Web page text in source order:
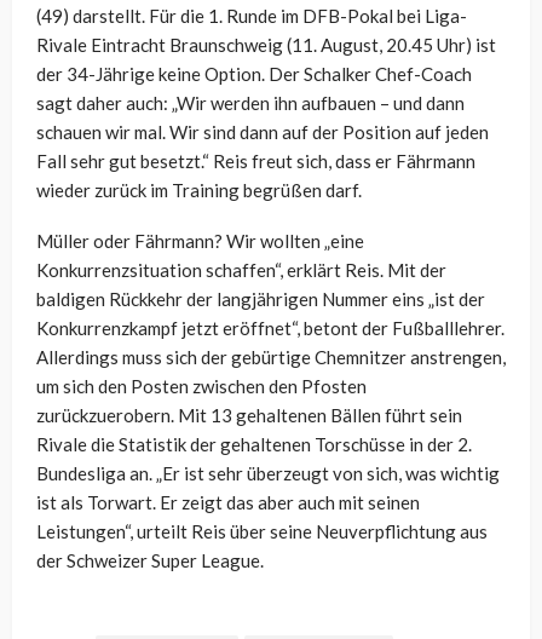
(49) darstellt. Für die 1. Runde im DFB-Pokal bei Liga-
Rivale Eintracht Braunschweig (11. August, 20.45 Uhr) ist
der 34-Jährige keine Option. Der Schalker Chef-Coach
sagt daher auch: „Wir werden ihn aufbauen – und dann
schauen wir mal. Wir sind dann auf der Position auf jeden
Fall sehr gut besetzt.“ Reis freut sich, dass er Fährmann
wieder zurück im Training begrüßen darf.
Müller oder Fährmann? Wir wollten „eine
Konkurrenzsituation schaffen“, erklärt Reis. Mit der
baldigen Rückkehr der langjährigen Nummer eins „ist der
Konkurrenzkampf jetzt eröffnet“, betont der Fußballlehrer.
Allerdings muss sich der gebürtige Chemnitzer anstrengen,
um sich den Posten zwischen den Pfosten
zurückzuerobern. Mit 13 gehaltenen Bällen führt sein
Rivale die Statistik der gehaltenen Torschüsse in der 2.
Bundesliga an. „Er ist sehr überzeugt von sich, was wichtig
ist als Torwart. Er zeigt das aber auch mit seinen
Leistungen“, urteilt Reis über seine Neuverpflichtung aus
der Schweizer Super League.